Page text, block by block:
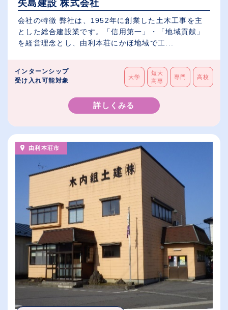
矢島建設 株式会社
会社の特徴 弊社は、1952年に創業した土木工事を主
とした総合建設業です。「信用第一」・「地域貢献」
を経営理念とし、由利本荘にかほ地域で工...
インターンシップ
受け入れ可能対象
大学
短大
高専
専門 高校
詳しくみる
由利本荘市